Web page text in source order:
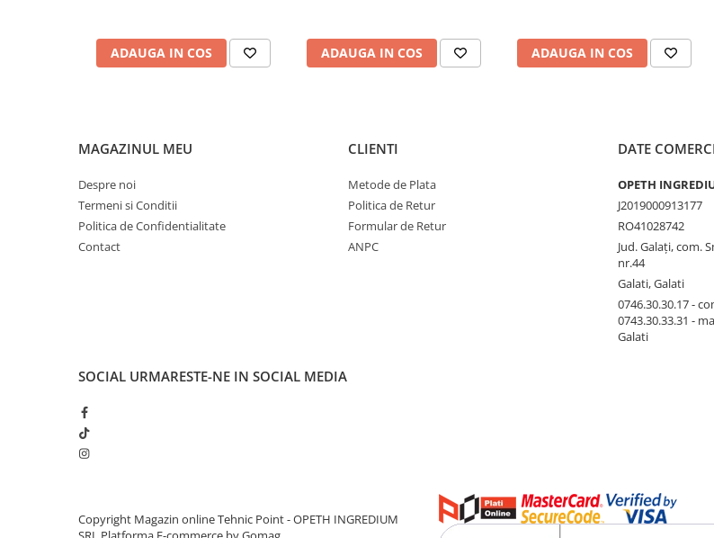
ADAUGA IN COS ADAUGA IN COS ADAUGA IN COS
MAGAZINUL MEU
Despre noi
Termeni si Conditii
Politica de Confidentialitate
Contact
CLIENTI
Metode de Plata
Politica de Retur
Formular de Retur
ANPC
DATE
OPETH
J2019000913177
RO41028742
Jud. Galaţi, com.
nr.44
Galati, Galati
0746.30.30.17 -
0743.30.33.31 -
Galati
SOCIAL URMARESTE-NE IN SOCIAL MEDIA
Copyright Magazin online Tehnic Point - OPETH INGREDIUM